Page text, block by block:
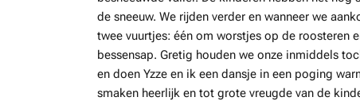
de sneeuw. We rijden verder en wanneer we
twee vuurtjes: één om worstjes op de roosteren
bessensap. Gretig houden we onze inmiddels
en doen Yzze en ik een dansje in een poging
smaken heerlijk en tot grote vreugde van de